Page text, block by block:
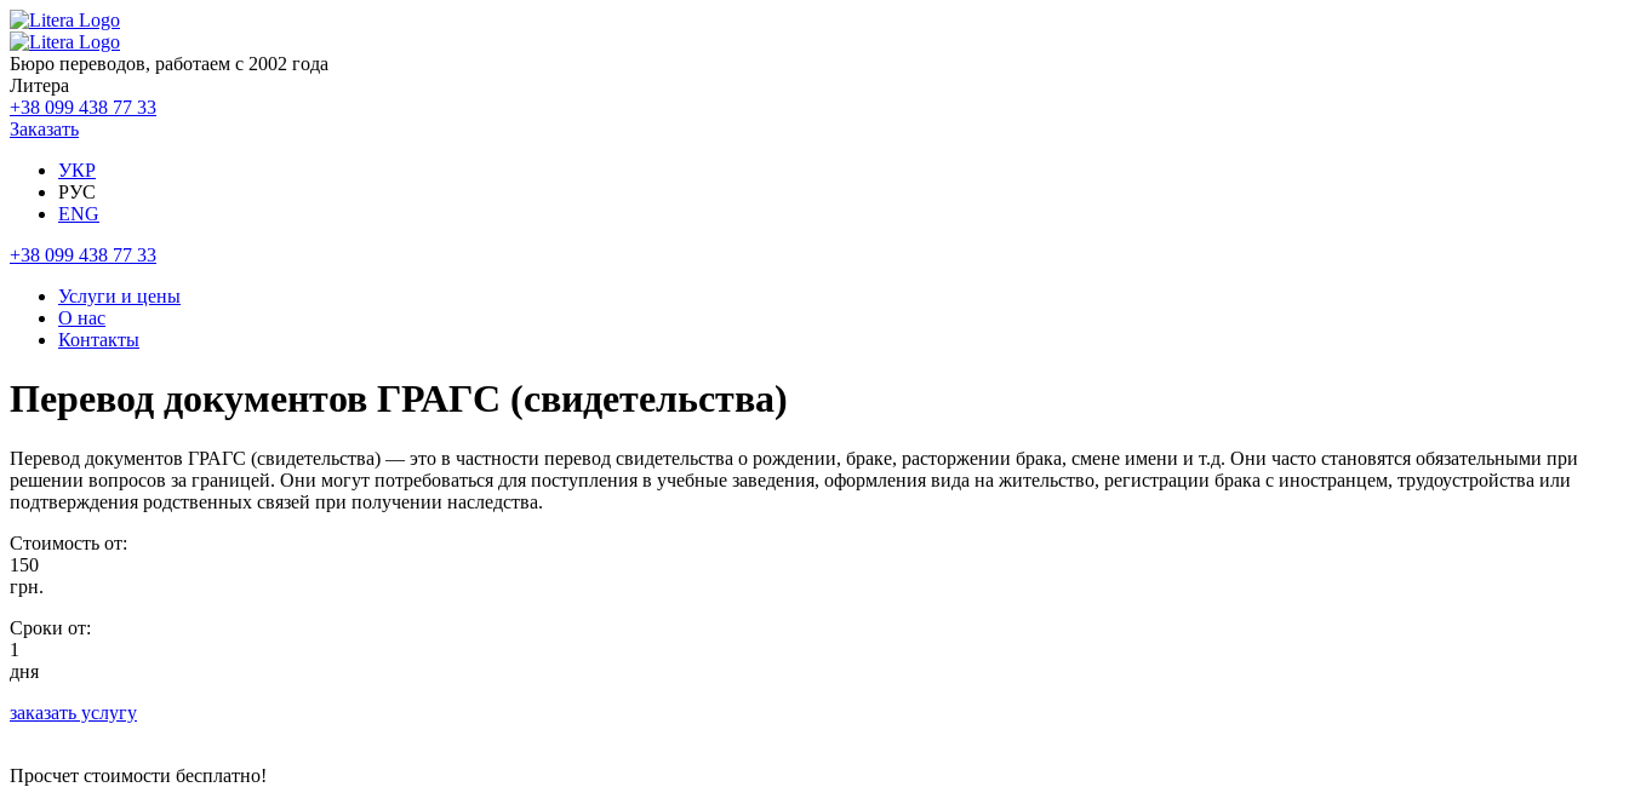
Бюро переводов, работаем с 2002 года
Литера
+38 099 438 77 33
Заказать
УКР
РУС
ENG
+38 099 438 77 33
Услуги и цены
О нас
Контакты
Перевод документов ГРАГС (свидетельства)
Перевод документов ГРАГС (свидетельства) — это в частности перевод свидетельства о рождении, браке, расторжении брака, смене имени и т.д. Они часто становятся обязательными при
решении вопросов за границей. Они могут потребоваться для поступления в учебные заведения, оформления вида на жительство, регистрации брака с иностранцем, трудоустройства или
подтверждения родственных связей при получении наследства.
Стоимость от:
150
грн.
Сроки от:
1
дня
заказать услугу
Просчет стоимости бесплатно!